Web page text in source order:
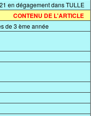
en dégagement dans TULLE
DE L'ARTICLE
de 3 ème année